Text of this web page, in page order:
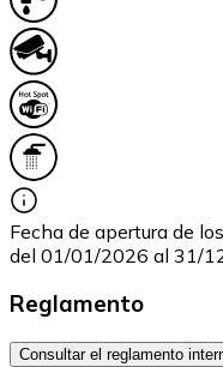
Fecha de apertura de
del 01/01/2026 al 31/
Reglamento
Consultar el reglamento